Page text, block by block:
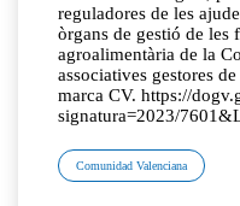
reguladores de les
òrgans de gestió de les
agroalimentària de la
associatives gestores
marca CV. https://
signatura=2023/
Comunidad Valenciana